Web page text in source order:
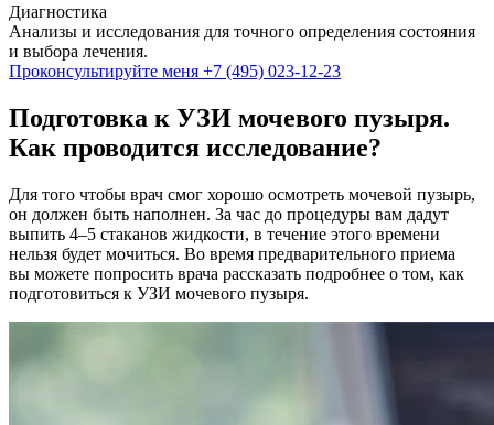
Диагностика
Анализы и исследования для точного определения состояния
и выбора лечения.
Проконсультируйте меня +7 (495) 023-12-23
Подготовка к УЗИ мочевого пузыря.
Как проводится исследование?
Для того чтобы врач смог хорошо осмотреть мочевой пузырь,
он должен быть наполнен. За час до процедуры вам дадут
выпить 4–5 стаканов жидкости, в течение этого времени
нельзя будет мочиться. Во время предварительного приема
вы можете попросить врача рассказать подробнее о том, как
подготовиться к УЗИ мочевого пузыря.